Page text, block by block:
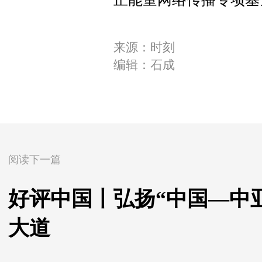
来源：时刻
编辑：石成
阅读下一篇
好评中国丨弘扬“中国—中
大道